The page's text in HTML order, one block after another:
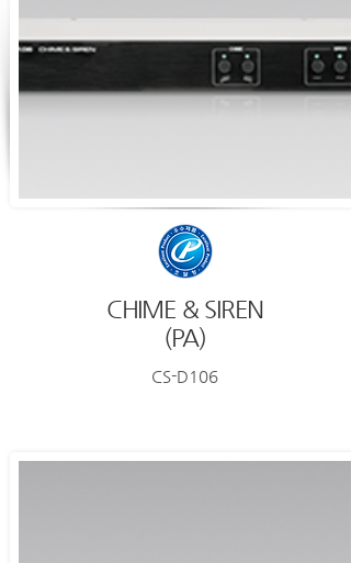
CHIME & SIREN
(PA)
CS-D106